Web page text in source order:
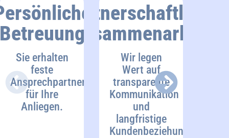
Sie erhalten
feste
Ansprechpartner
für Ihre
Anliegen.
Partnerschaftliche
Zusammenarbeit
Wir legen
Wert auf
transparente
Kommunikation
und
langfristige
Kundenbeziehungen.